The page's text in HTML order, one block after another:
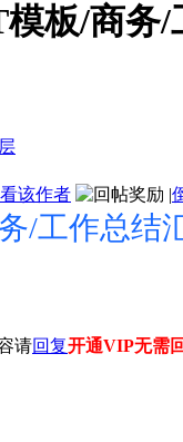
模板/商
该作者 |
/工作总
请回复开通VIP无需